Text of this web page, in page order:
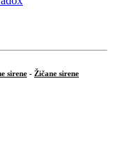
sirene - Žičane sirene